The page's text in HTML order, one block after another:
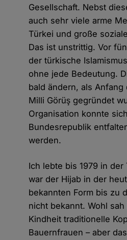
Gesellschaft. Nebst
auch sehr viele arme
Türkei und große
Das ist unstrittig. Vor
der türkische
ohne jede Bedeutung.
bald ändern, als
Milli Görüş gegründet
Organisation konnte
Bundesrepublik
werden.
Ich lebte bis 1979 in
war der Hijab in der
bekannten Form bis zu
nicht bekannt. Wohl
Kindheit traditionelle
Bauernfrauen – aber